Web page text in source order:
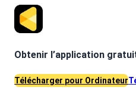
Obtenir l’application
Télécharger pour Ordinateur